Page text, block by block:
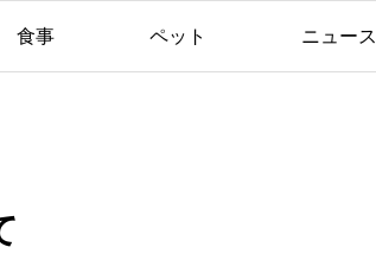
食事 ペット ニュース